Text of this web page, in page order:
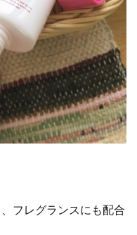
フレグランスにも配合